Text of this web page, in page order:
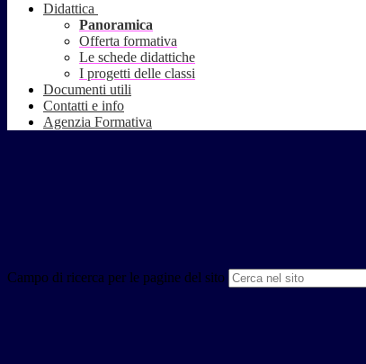
Didattica
Panoramica
Offerta formativa
Le schede didattiche
I progetti delle classi
Documenti utili
Contatti e info
Agenzia Formativa
Campo di ricerca per le pagine del sito